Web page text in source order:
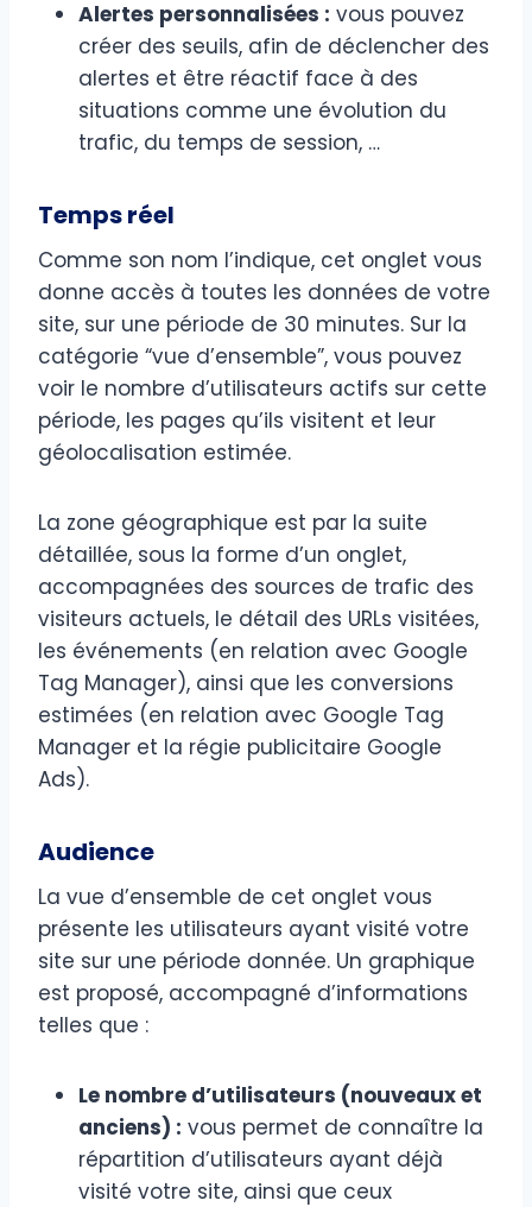
Alertes personnalisées : vous pouvez
créer des seuils, afin de déclencher des
alertes et être réactif face à des
situations comme une évolution du
trafic, du temps de session, …
Temps réel
Comme son nom l’indique, cet onglet vous
donne accès à toutes les données de votre
site, sur une période de 30 minutes. Sur la
catégorie “vue d’ensemble”, vous pouvez
voir le nombre d’utilisateurs actifs sur cette
période, les pages qu’ils visitent et leur
géolocalisation estimée.
La zone géographique est par la suite
détaillée, sous la forme d’un onglet,
accompagnées des sources de trafic des
visiteurs actuels, le détail des URLs visitées,
les événements (en relation avec Google
Tag Manager), ainsi que les conversions
estimées (en relation avec Google Tag
Manager et la régie publicitaire Google
Ads).
Audience
La vue d’ensemble de cet onglet vous
présente les utilisateurs ayant visité votre
site sur une période donnée. Un graphique
est proposé, accompagné d’informations
telles que :
Le nombre d’utilisateurs (nouveaux et
anciens) : vous permet de connaître la
répartition d’utilisateurs ayant déjà
visité votre site, ainsi que ceux